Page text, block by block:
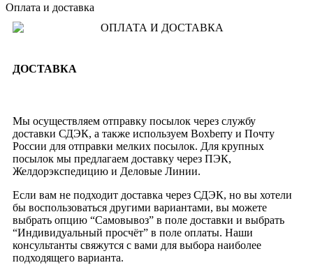
Оплата и доставка
ДОСТАВКА
Мы осуществляем отправку посылок через службу
доставки СДЭК, а также используем Boxberry и Почту
России для отправки мелких посылок. Для крупных
посылок мы предлагаем доставку через ПЭК,
Желдорэкспедицию и Деловые Линии.
Если вам не подходит доставка через СДЭК, но вы хотели
бы воспользоваться другими вариантами, вы можете
выбрать опцию “Самовывоз” в поле доставки и выбрать
“Индивидуальный просчёт” в поле оплаты. Наши
консультанты свяжутся с вами для выбора наиболее
подходящего варианта.